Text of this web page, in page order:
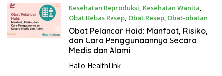
Kesehatan Reproduksi, Kesehatan Wanita,
Obat Bebas Resep, Obat Resep, Obat-obatan
15/06/2025
Obat Pelancar Haid: Manfaat, Risiko,
dan Cara Penggunaannya Secara
Medis dan Alami
Hallo HealthLink